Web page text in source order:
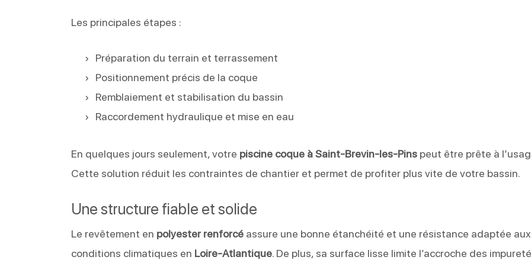
Les principales étapes :
Préparation du terrain et terrassement
Positionnement précis de la coque
Remblaiement et stabilisation du bassin
Raccordement hydraulique et mise en eau
En quelques jours seulement, votre piscine coque à Saint-Brevin-les-Pins peut être prête à
Cette solution réduit les contraintes de chantier et permet de profiter plus vite de votre bassin.
Une structure fiable et solide
Le revêtement en polyester renforcé assure une bonne étanchéité et une résistance adaptée aux
conditions climatiques en Loire-Atlantique. De plus, sa surface lisse limite l’accroche des